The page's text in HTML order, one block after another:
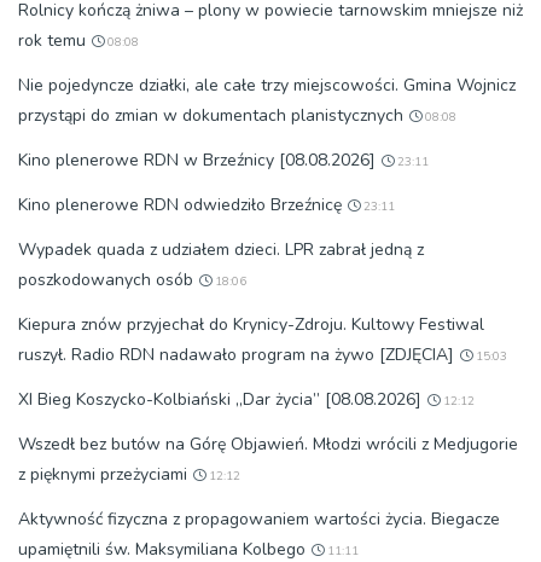
Rolnicy kończą żniwa – plony w powiecie tarnowskim mniejsze niż
rok temu
08:08
Nie pojedyncze działki, ale całe trzy miejscowości. Gmina Wojnicz
przystąpi do zmian w dokumentach planistycznych
08:08
Kino plenerowe RDN w Brzeźnicy [08.08.2026] 23:11
Kino plenerowe RDN odwiedziło Brzeźnicę 23:11
Wypadek quada z udziałem dzieci. LPR zabrał jedną z
poszkodowanych osób
18:06
Kiepura znów przyjechał do Krynicy-Zdroju. Kultowy Festiwal
ruszył. Radio RDN nadawało program na żywo [ZDJĘCIA]
15:03
XI Bieg Koszycko-Kolbiański „Dar życia” [08.08.2026] 12:12
Wszedł bez butów na Górę Objawień. Młodzi wrócili z Medjugorie
z pięknymi przeżyciami
12:12
Aktywność fizyczna z propagowaniem wartości życia. Biegacze
upamiętnili św. Maksymiliana Kolbego
11:11